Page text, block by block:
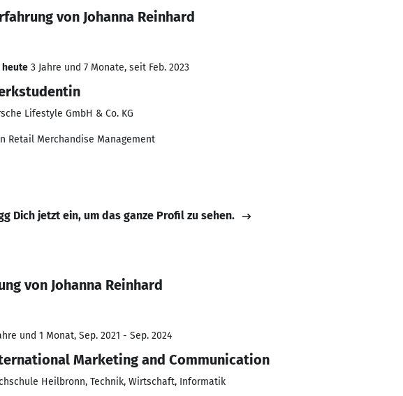
von Johanna Reinhard
heute 3 Jahre und 7 Monate, seit Feb. 2023
Lifestyle GmbH & Co. KG
Retail Merchandise Management
Dich jetzt ein, um das ganze Profil zu sehen.
von Johanna Reinhard
und 1 Monat, Sep. 2021 - Sep. 2024
Marketing and Communication
Heilbronn, Technik, Wirtschaft, Informatik